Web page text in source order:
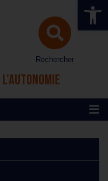
Ouvrir
Rechercher
L'AUTONOMIE